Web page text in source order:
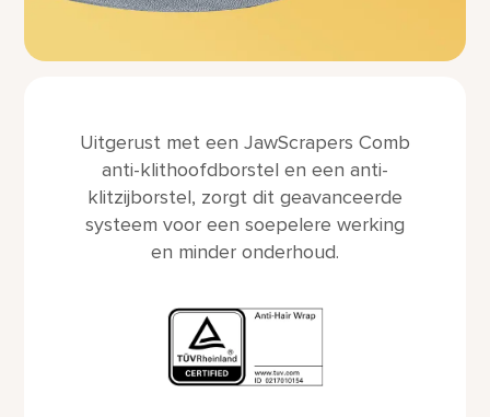
Uitgerust met een JawScrapers Comb
anti-klithoofdborstel en een anti-
klitzijborstel, zorgt dit geavanceerde
systeem voor een soepelere werking
en minder onderhoud.